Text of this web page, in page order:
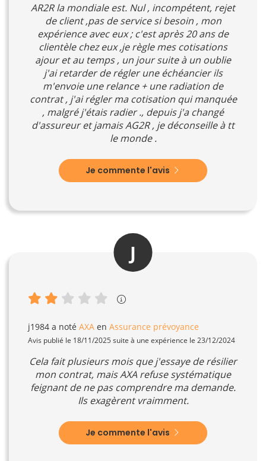
AR2R la mondiale est. Nul , incompétent, rejet
de client ,pas de service si besoin , mon
expérience avec eux ; c'est après 20 ans de
clientèle chez eux ,je règle mes cotisations
ajour et au temps , un jour suite à un oublie
j'ai retarder de régler une échéancier ils
m'envoie une relance + une radiation de
contrat , j'ai régler ma cotisation qui manquée
, malgré j'étais radier ., depuis j'a changé
d'assureur et jamais AG2R , je déconseille à tt
le monde .
Je commente l'avis
J
j1984 a noté AXA en Assurance prévoyance
Avis publié le 18/11/2025 suite à une expérience le 23/12/2024
Cela fait plusieurs mois que j'essaye de résilier
mon contrat, mais AXA refuse systématique
feignant de ne pas comprendre ma demande.
Ils exagèrent vraimment.
Je commente l'avis